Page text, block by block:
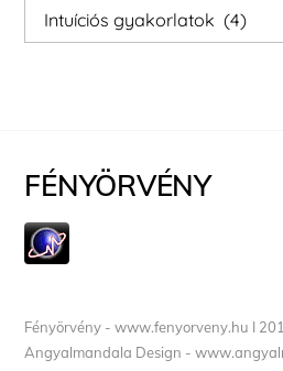
Kategóriák
FÉNYÖRVÉNY
Fényörvény - www.fenyorveny.hu I
Angyalmandala Design -